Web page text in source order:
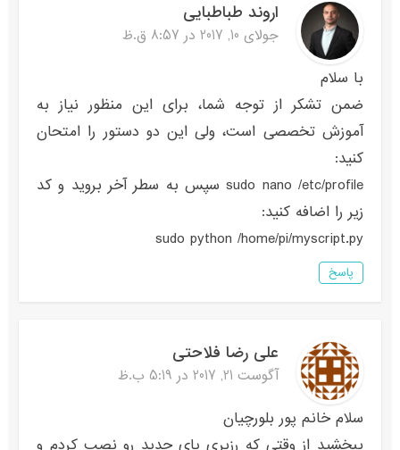
اروند طباطبایی
جولای 10, 2017 در 8:57 ق.ظ
با سلام
ضمن تشکر از توجه شما، برای این منظور نیاز به
آموزش تخصصی است، ولی این دو دستور را امتحان
کنید:
sudo nano /etc/profile سپس به سطر آخر بروید و کد
زیر را اضافه کنید:
sudo python /home/pi/myscript.py
پاسخ
علی رضا فلاحتی
آگوست 21, 2017 در 5:19 ب.ظ
سلام خانم پور بلورچیان
ببخشید از وقتی که رزبری پای جدید رو نصب کردم و